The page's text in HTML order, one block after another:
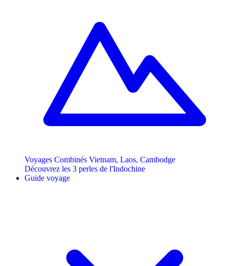
Voyages Combinés Vietnam, Laos, Cambodge
Découvrez les 3 perles de l'Indochine
Guide voyage